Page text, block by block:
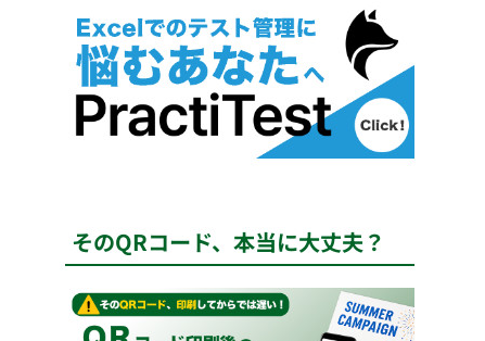
そのQRコード、本当に大丈夫？